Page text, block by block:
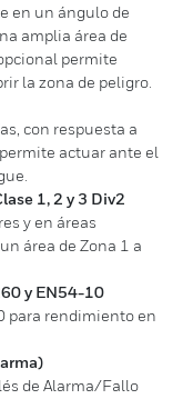
en un ángulo de
amplia área de
permite
la zona de peligro.
con respuesta a
actuar ante el
1, 2 y 3 Div2
y en áreas
área de Zona 1 a
y EN54-10
para rendimiento en
de Alarma/Fallo